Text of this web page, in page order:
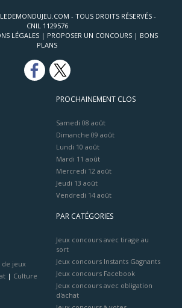
- TOUS DROITS RÉSERVÉS -
CNIL 1129576
LÉGALES | PROPOSER UN CONCOURS | BONS
PLANS
PROCHAINEMENT CLOS
Samedi 08 août
Dimanche 09 août
Lundi 10 août
Mardi 11 août
Mercredi 12 août
Jeudi 13 août
Vendredi 14 août
de jeux
| Culture
PAR CATÉGORIES
Jeux concours avec tirage au
sort
Jeux concours Instants Gagnants
Jeux concours Facebook
Jeux concours avec obligation
d'achat